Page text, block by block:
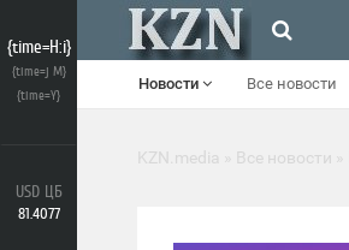
Новости Все новости
{time=H:i}
{time=j M}
{time=Y}
USD ЦБ
81.4077
KZN.media Все новости